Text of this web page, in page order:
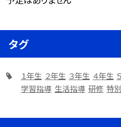
タグ
１年生 ２年生 ３年生 ４年生
学習指導 生活指導 研修 特